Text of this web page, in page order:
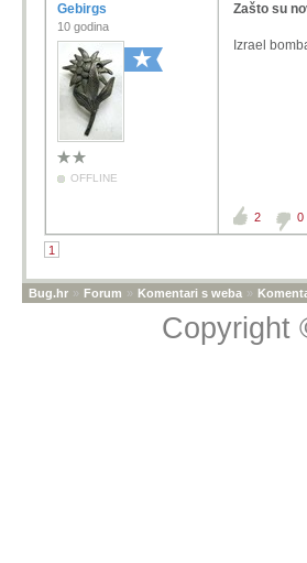
Gebirgs
10 godina
OFFLINE
Zašto su
Izrael
2 0
1
Bug.hr » Forum » Komentari s weba »
Copyright